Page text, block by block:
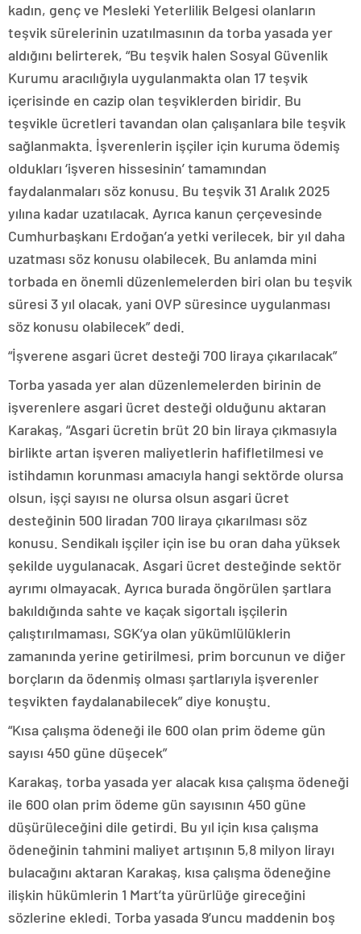
kadın, genç ve Mesleki Yeterlilik Belgesi olanların
teşvik sürelerinin uzatılmasının da torba yasada yer
aldığını belirterek, “Bu teşvik halen Sosyal Güvenlik
Kurumu aracılığıyla uygulanmakta olan 17 teşvik
içerisinde en cazip olan teşviklerden biridir. Bu
teşvikle ücretleri tavandan olan çalışanlara bile teşvik
sağlanmakta. İşverenlerin işçiler için kuruma ödemiş
oldukları ‘işveren hissesinin’ tamamından
faydalanmaları söz konusu. Bu teşvik 31 Aralık 2025
yılına kadar uzatılacak. Ayrıca kanun çerçevesinde
Cumhurbaşkanı Erdoğan’a yetki verilecek, bir yıl daha
uzatması söz konusu olabilecek. Bu anlamda mini
torbada en önemli düzenlemelerden biri olan bu teşvik
süresi 3 yıl olacak, yani OVP süresince uygulanması
söz konusu olabilecek” dedi.
“İşverene asgari ücret desteği 700 liraya çıkarılacak”
Torba yasada yer alan düzenlemelerden birinin de
işverenlere asgari ücret desteği olduğunu aktaran
Karakaş, “Asgari ücretin brüt 20 bin liraya çıkmasıyla
birlikte artan işveren maliyetlerin hafifletilmesi ve
istihdamın korunması amacıyla hangi sektörde olursa
olsun, işçi sayısı ne olursa olsun asgari ücret
desteğinin 500 liradan 700 liraya çıkarılması söz
konusu. Sendikalı işçiler için ise bu oran daha yüksek
şekilde uygulanacak. Asgari ücret desteğinde sektör
ayrımı olmayacak. Ayrıca burada öngörülen şartlara
bakıldığında sahte ve kaçak sigortalı işçilerin
çalıştırılmaması, SGK’ya olan yükümlülüklerin
zamanında yerine getirilmesi, prim borcunun ve diğer
borçların da ödenmiş olması şartlarıyla işverenler
teşvikten faydalanabilecek” diye konuştu.
“Kısa çalışma ödeneği ile 600 olan prim ödeme gün
sayısı 450 güne düşecek”
Karakaş, torba yasada yer alacak kısa çalışma ödeneği
ile 600 olan prim ödeme gün sayısının 450 güne
düşürüleceğini dile getirdi. Bu yıl için kısa çalışma
ödeneğinin tahmini maliyet artışının 5,8 milyon lirayı
bulacağını aktaran Karakaş, kısa çalışma ödeneğine
ilişkin hükümlerin 1 Mart’ta yürürlüğe gireceğini
sözlerine ekledi. Torba yasada 9’uncu maddenin boş